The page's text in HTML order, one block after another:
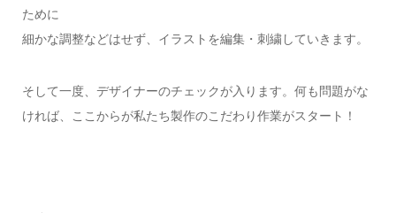
ために
細かな調整などはせず、イラストを編集・刺繍していきます。
そして一度、デザイナーのチェックが入ります。何も問題がな
ければ、ここからが私たち製作のこだわり作業がスタート！